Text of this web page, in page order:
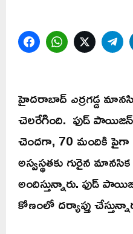
FacebookWhatsAppTwitter
హైదరాబాద్‌ ఎర్రగడ్డ
చెలరేగింది. ఫుడ్‌
చెందగా, 70 మందికి పైగా
అస్వస్థతకు గురైన
అందిస్తున్నారు. ఫుడ్
కోణంలో దర్యాప్తు